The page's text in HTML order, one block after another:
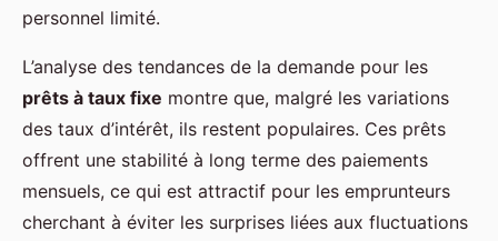
personnel limité.
L’analyse des tendances de la demande pour les
prêts à taux fixe montre que, malgré les variations
des taux d’intérêt, ils restent populaires. Ces prêts
offrent une stabilité à long terme des paiements
mensuels, ce qui est attractif pour les emprunteurs
cherchant à éviter les surprises liées aux fluctuations